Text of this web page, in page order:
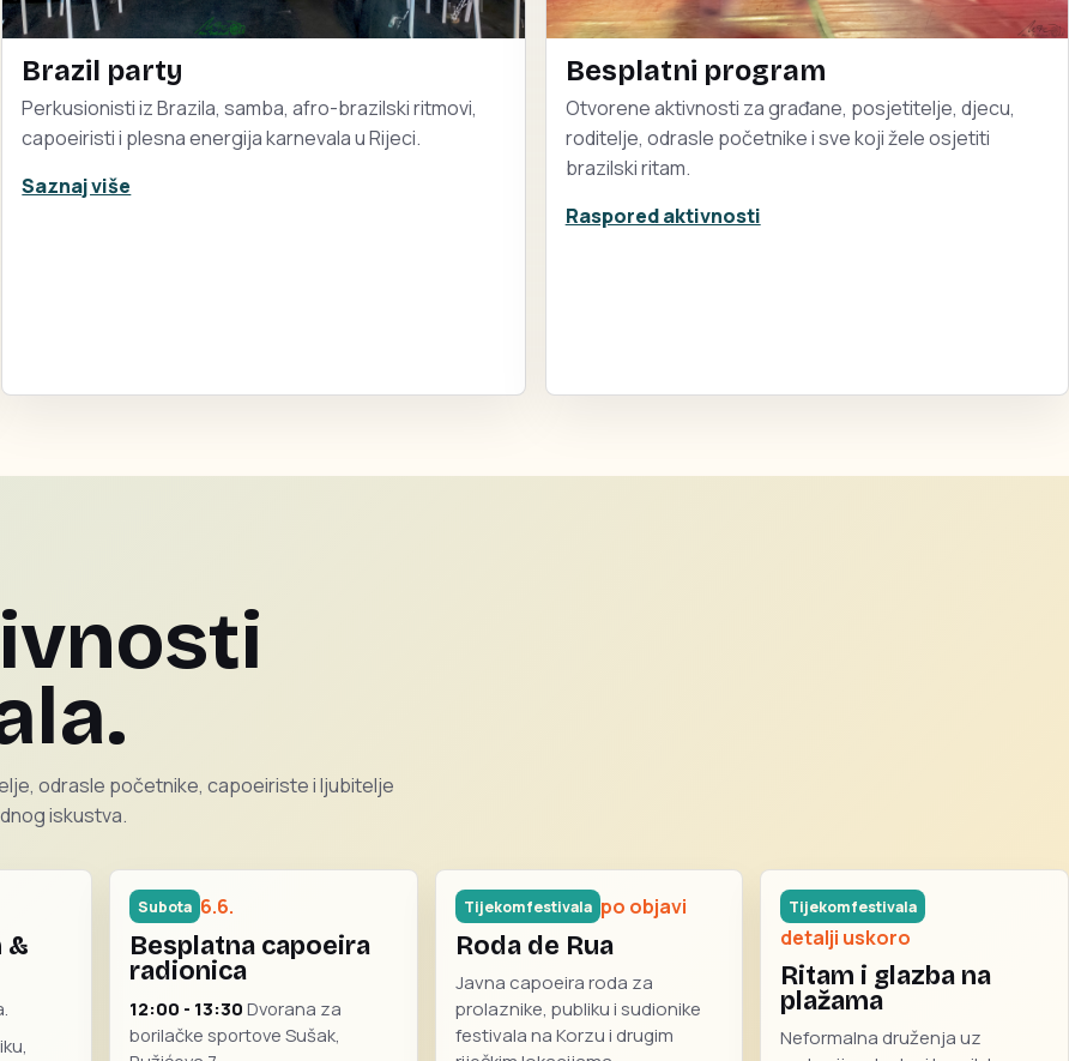
Brazil party
Perkusionisti iz Brazila, samba, afro-brazilski ritmovi,
capoeiristi i plesna energija karnevala u Rijeci.
Saznaj više
Besplatni program
Otvorene aktivnosti za građane, posjetitelje, djecu,
roditelje, odrasle početnike i sve koji žele osjetiti
brazilski ritam.
Raspored aktivnosti
odrasle početnike, capoeiriste i ljubitelje
iskustva.
&
Subota 6.6.
Besplatna capoeira
radionica
12:00 - 13:30 Dvorana za
borilačke sportove Sušak,
Tijekom festivala po objavi
Roda de Rua
Javna capoeira roda za
prolaznike, publiku i sudionike
festivala na Korzu i drugim
Tijekom festivala
detalji uskoro
Ritam i glazba na
plažama
Neformalna druženja uz